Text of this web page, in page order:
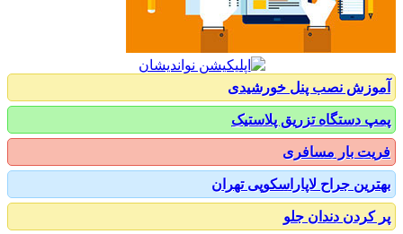
نصب پنل خورشیدی
دستگاه تزریق پلاستیک
بار مسافری
جراح لاپاراسکوپی تهران
دندان جلو